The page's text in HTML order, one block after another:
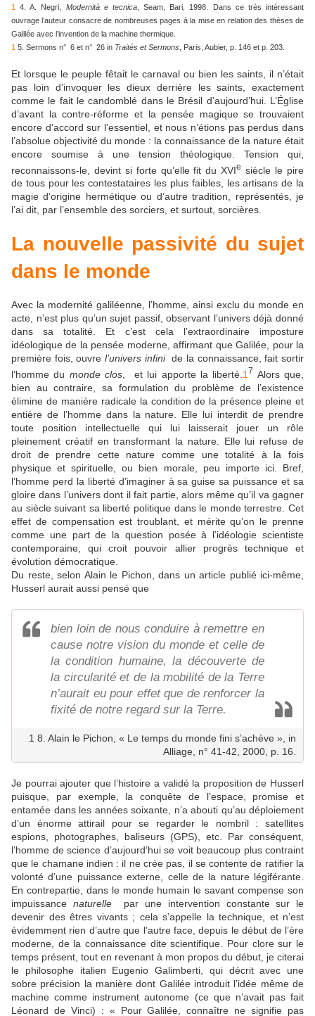
1
4 . A. Negri, Modernità e tecnica, Seam, Bari, 1998. Dans ce très intéressant
ouvrage l’auteur consacre de nombreuses pages à la mise en relation des thèses de
Galilée avec l’invention de la machine thermique.
1 5 . Sermons n° 6 et n° 26 in Traités et Sermons , Paris, Aubier, p. 146 et p. 203.
Et lorsque le peuple fêtait le carnaval ou bien les saints, il n’était
pas loin d’invoquer les dieux derrière les saints, exactement
comme le fait le candomblé dans le Brésil d’aujourd’hui. L’Église
d’avant la contre-réforme et la pensée magique se trouvaient
encore d’accord sur l’essentiel, et nous n’étions pas perdus dans
l’absolue objectivité du monde : la connaissance de la nature était
encore soumise à une tension théologique. Tension qui,
reconnaissons-le, devint si forte qu’elle fit du XVIe siècle le pire
de tous pour les contestataires les plus faibles, les artisans de la
magie d’origine hermétique ou d’autre tradition, représentés, je
l’ai dit, par l’ensemble des sorciers, et surtout, sorcières.
La nouvelle passivité du sujet
dans le monde
Avec la modernité galiléenne, l’homme, ainsi exclu du monde en
acte, n’est plus qu’un sujet passif, observant l’univers déjà donné
dans sa totalité. Et c’est cela l’extraordinaire imposture
idéologique de la pensée moderne, affirmant que Galilée, pour la
première fois, ouvrel’univers infinide la connaissance, fait sortir
l’homme du monde clos , et lui apporte la liberté. 1 7 Alors que,
bien au contraire, sa formulation du problème de l’existence
élimine de manière radicale la condition de la présence pleine et
entière de l’homme dans la nature. Elle lui interdit de prendre
toute position intellectuelle qui lui laisserait jouer un rôle
pleinement créatif en transformant la nature. Elle lui refuse de
droit de prendre cette nature comme une totalité à la fois
physique et spirituelle, ou bien morale, peu importe ici. Bref,
l’homme perd la liberté d’imaginer à sa guise sa puissance et sa
gloire dans l’univers dont il fait partie, alors même qu’il va gagner
au siècle suivant sa liberté politique dans le monde terrestre. Cet
effet de compensation est troublant, et mérite qu’on le prenne
comme une part de la question posée à l’idéologie scientiste
contemporaine, qui croit pouvoir allier progrès technique et
évolution démocratique.
Du reste, selon Alain le Pichon, dans un article publié ici-même,
Husserl aurait aussi pensé que
bien loin de nous conduire à remettre en
cause notre vision du monde et celle de
la condition humaine, la découverte de
la circularité et de la mobilité de la Terre
n’aurait eu pour effet que de renforcer la
fixité de notre regard sur la Terre.
1 8. Alain le Pichon, « Le temps du monde fini s’achève », in
Alliage, n° 41-42, 2000, p. 16.
Je pourrai ajouter que l’histoire a validé la proposition de Husserl
puisque, par exemple, la conquête de l’espace, promise et
entamée dans les années soixante, n’a abouti qu’au déploiement
d’un énorme attirail pour se regarder le nombril : satellites
espions, photographes, baliseurs (GPS), etc. Par conséquent,
l’homme de science d’aujourd’hui se voit beaucoup plus contraint
que le chamane indien : il ne crée pas, il se contente de ratifier la
volonté d’une puissance externe, celle de la nature légiférante.
En contrepartie, dans le monde humain le savant compense son
impuissance naturellepar une intervention constante sur le
devenir des êtres vivants ; cela s’appelle la technique, et n’est
évidemment rien d’autre que l’autre face, depuis le début de l’ère
moderne, de la connaissance dite scientifique. Pour clore sur le
temps présent, tout en revenant à mon propos du début, je citerai
le philosophe italien Eugenio Galimberti, qui décrit avec une
sobre précision la manière dont Galilée introduit l’idée même de
machine comme instrument autonome (ce que n’avait pas fait
Léonard de Vinci) : « Pour Galilée, connaître ne signifie pas